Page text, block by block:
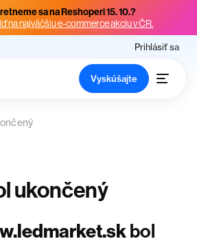
sa na Reshoperi 15. 10.?
na najväčšiu e-commerce akciu v ČR.
Prihlásiť sa
Vyskúšajte
ukončený
bol